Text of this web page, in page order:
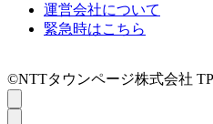
運営会社について
緊急時はこちら
©NTTタウンページ株式会社